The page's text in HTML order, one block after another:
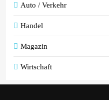
Auto / Verkehr
Handel
Magazin
Wirtschaft